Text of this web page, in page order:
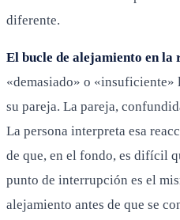
diferente.
El bucle de alejamiento en la
«demasiado» o «insuficiente»
su pareja. La pareja,
La persona interpreta esa
de que, en el fondo, es difícil
punto de interrupción es el
alejamiento antes de que se